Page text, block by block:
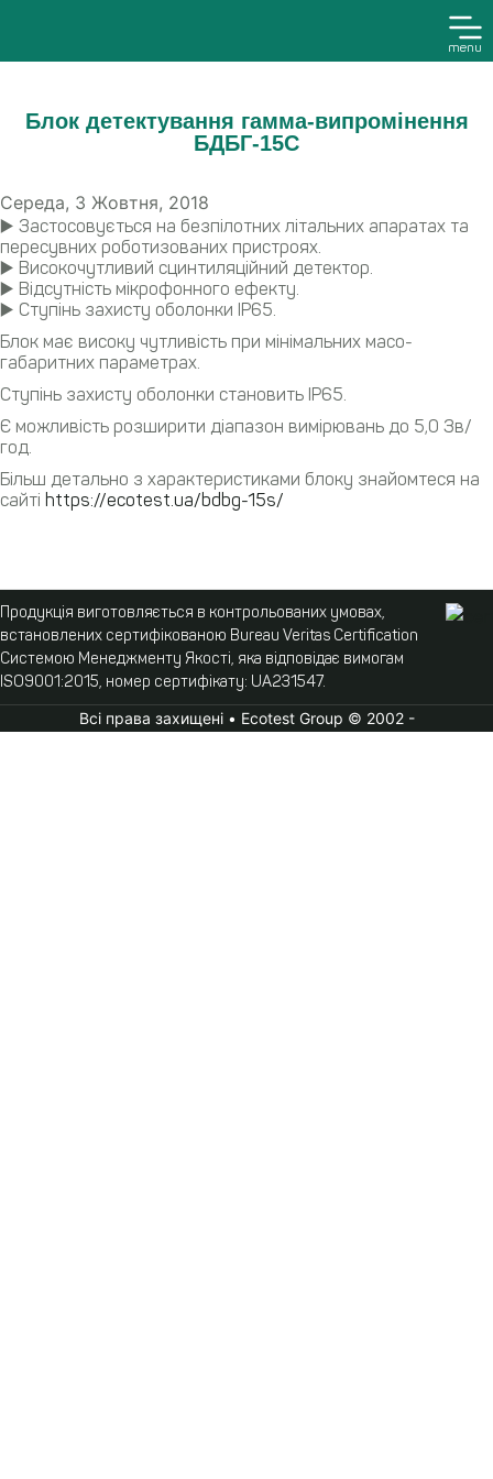
menu
Блок детектування гамма-випромінення
БДБГ-15С
Середа, 3 Жовтня, 2018
▶️ Застосовується на безпілотних літальних апаратах та
пересувних роботизованих пристроях.
▶️ Високочутливий сцинтиляційний детектор.
▶️ Відсутність мікрофонного ефекту.
▶️ Ступінь захисту оболонки ІР65.
Блок має високу чутливість при мінімальних масо-
габаритних параметрах.
Ступінь захисту оболонки становить ІР65.
Є можливість розширити діапазон вимірювань до 5,0 Зв/
год.
Більш детально з характеристиками блоку знайомтеся на
сайті https://ecotest.ua/bdbg-15s/
Продукція виготовляється в контрольованих умовах,
встановлених сертифікованою Bureau Veritas Certification
Системою Менеджменту Якості, яка відповідає вимогам
ISO9001:2015, номер сертифікату: UA231547.
Всі права захищені • Ecotest Group © 2002 -